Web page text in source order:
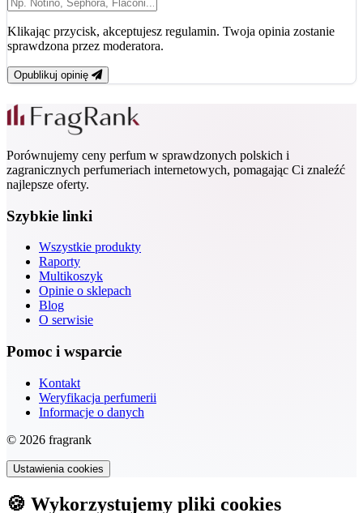
Klikając przycisk, akceptujesz regulamin. Twoja opinia zostanie
sprawdzona przez moderatora.
Opublikuj opinię
Porównujemy ceny perfum w sprawdzonych polskich i
zagranicznych perfumeriach internetowych, pomagając Ci znaleźć
najlepsze oferty.
Szybkie linki
Wszystkie produkty
Raporty
Multikoszyk
Opinie o sklepach
Blog
O serwisie
Pomoc i wsparcie
Kontakt
Weryfikacja perfumerii
Informacje o danych
© 2026 fragrank
Ustawienia cookies
🍪 Wykorzystujemy pliki cookies